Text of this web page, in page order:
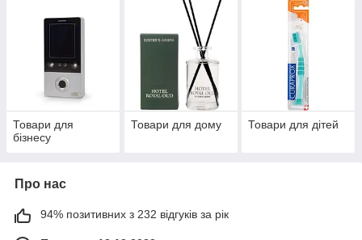
Товари для
бізнесу
Товари для дому Товари для дітей
Про нас
94% позитивних з 232 відгуків за рік